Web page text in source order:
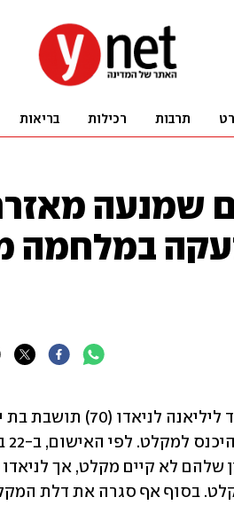
תרבות רכילות בריאות
שמנעה
במלחמה